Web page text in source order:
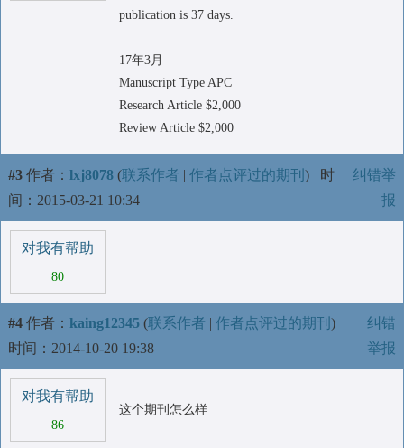
publication is 37 days.
17年3月
Manuscript Type APC
Research Article $2,000
Review Article $2,000
#3 作者： lxj8078 (联系作者 | 作者点评过的期刊 ) 时
间：2015-03-21 10:34
纠错举
报
对我有帮助
80
#4 作者： kaing12345 (联系作者 | 作者点评过的期刊 )
时间：2014-10-20 19:38
纠错
举报
对我有帮助
86
这个期刊怎么样